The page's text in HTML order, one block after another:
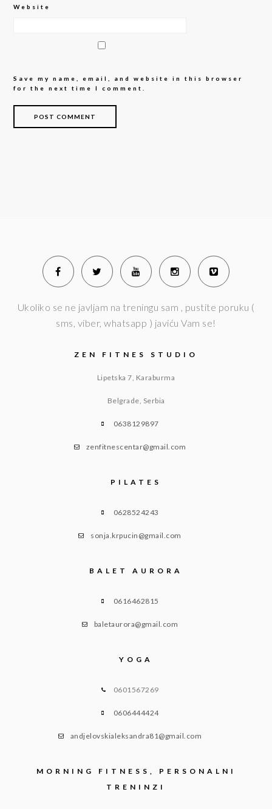
Website
Save my name, email, and website in this browser
for the next time I comment.
Ukoliko se ne javljam na treningu sam , pustite poruku (
sms, viber, whatsapp ) javiću Vam se!
ZEN FITNES STUDIO
Lipetska 7, Karaburma
Belgrade, Serbia
0638129897
zenfitnescentar@gmail.com
PILATES
0628524243
sonja.krpucin@gmail.com
BALET AURORA
0616462815
baletaurora@gmail.com
YOGA
0601567269
0606444424
andjelovskialeksandra81@gmail.com
MORNING FITNESS, PERSONALNI
TRENINZI